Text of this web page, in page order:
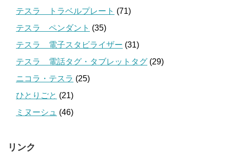
テスラ トラベルプレート (71)
テスラ ペンダント (35)
テスラ 電子スタビライザー (31)
テスラ 電話タグ・タブレットタグ (29)
ニコラ・テスラ (25)
ひとりごと (21)
ミヌーシュ (46)
リンク